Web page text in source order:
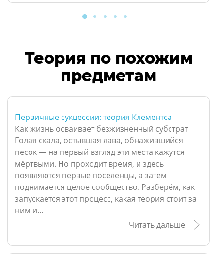
Теория по похожим
предметам
Первичные сукцессии: теория Клементса
Как жизнь осваивает безжизненный субстрат
Голая скала, остывшая лава, обнажившийся
песок — на первый взгляд эти места кажутся
мёртвыми. Но проходит время, и здесь
появляются первые поселенцы, а затем
поднимается целое сообщество. Разберём, как
запускается этот процесс, какая теория стоит за
ним и...
Читать дальше